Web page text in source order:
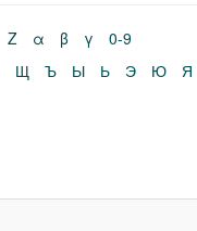
Z α β γ
0-9
Щ Ъ Ы Ь Э Ю Я